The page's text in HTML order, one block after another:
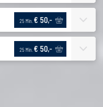
25 Min. € 50,-
25 Min. € 50,-